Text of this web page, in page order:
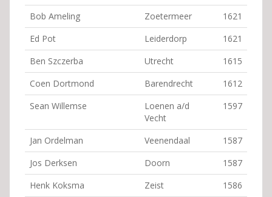
Bob Ameling
Zoetermeer
1621
Ed Pot
Leiderdorp
1621
Ben Szczerba
Utrecht
1615
Coen Dortmond
Barendrecht
1612
Sean Willemse
Loenen a/d
Vecht
1597
Jan Ordelman Veenendaal
1587
Jos Derksen
Doorn
1587
Henk Koksma
Zeist 1586